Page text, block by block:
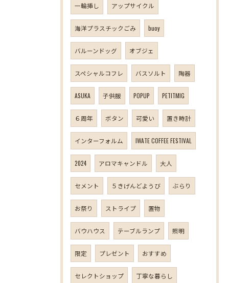
一輪挿し アップサイクル
海洋プラスチックごみ buoy
バルーンドッグ オブジェ
スペシャルコフレ バスソルト 陶器
ASUKA 子供服 POPUP PETITMIG
６周年 ボタン 可愛い 置き時計
インターフォルム IWATE COFFEE FESTIVAL
2024 アロマキャンドル 大人
セメント ５きげんどようび ぶらり
お祭り ストライプ 置物
バウハウス テーブルランプ 照明
限定 プレゼント おすすめ
セレクトショップ 丁寧な暮らし